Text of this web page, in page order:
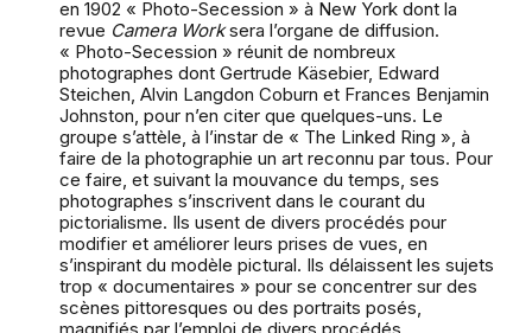
en 1902 « Photo-Secession » à New York dont la
revue Camera Worksera l’organe de diffusion.
« Photo-Secession » réunit de nombreux
photographes dont Gertrude Käsebier, Edward
Steichen, Alvin Langdon Coburn et Frances Benjamin
Johnston, pour n’en citer que quelques-uns. Le
groupe s’attèle, à l’instar de « The Linked Ring », à
faire de la photographie un art reconnu par tous. Pour
ce faire, et suivant la mouvance du temps, ses
photographes s’inscrivent dans le courant du
pictorialisme. Ils usent de divers procédés pour
modifier et améliorer leurs prises de vues, en
s’inspirant du modèle pictural. Ils délaissent les sujets
trop « documentaires » pour se concentrer sur des
scènes pittoresques ou des portraits posés,